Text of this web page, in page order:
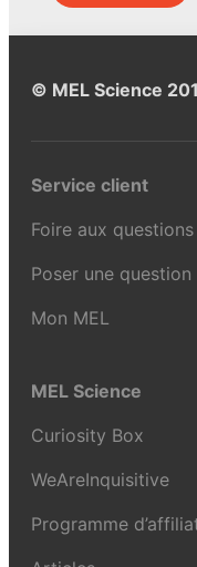
© MEL Science
Service client
Foire aux questions
Poser une question
Mon MEL
MEL Science
Curiosity Box
WeAreInquisitive
Programme